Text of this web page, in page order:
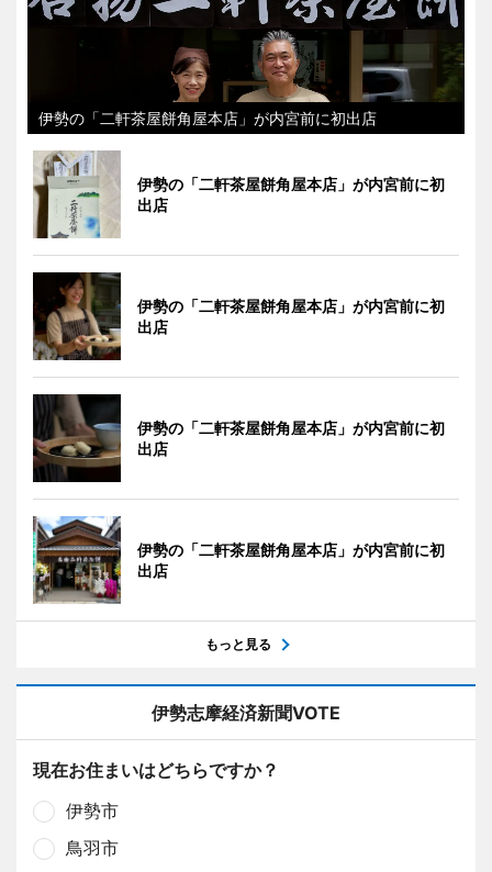
伊勢の「二軒茶屋餅角屋本店」が内宮前に初出店
伊勢の「二軒茶屋餅角屋本店」が内宮前に初
出店
伊勢の「二軒茶屋餅角屋本店」が内宮前に初
出店
伊勢の「二軒茶屋餅角屋本店」が内宮前に初
出店
伊勢の「二軒茶屋餅角屋本店」が内宮前に初
出店
もっと見る
伊勢志摩経済新聞VOTE
現在お住まいはどちらですか？
伊勢市
鳥羽市